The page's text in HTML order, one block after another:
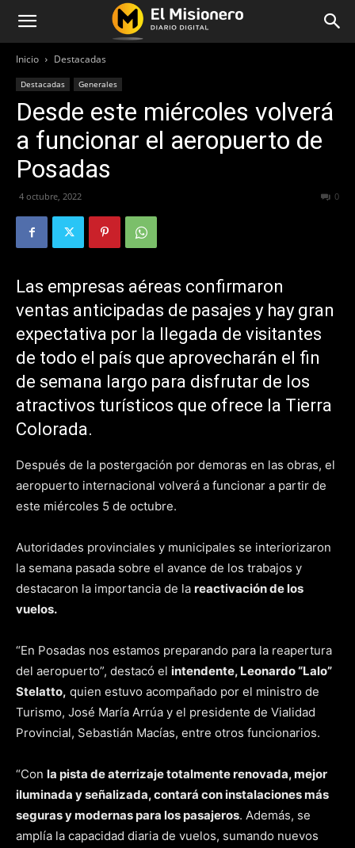
Inicio Destacadas
Destacadas Generales
Desde este miércoles volverá
a funcionar el aeropuerto de
Posadas
4 octubre, 2022 0
Las empresas aéreas confirmaron
ventas anticipadas de pasajes y hay gran
expectativa por la llegada de visitantes
de todo el país que aprovecharán el fin
de semana largo para disfrutar de los
atractivos turísticos que ofrece la Tierra
Colorada.
Después de la postergación por demoras en las obras, el
aeropuerto internacional volverá a funcionar a partir de
este miércoles 5 de octubre.
Autoridades provinciales y municipales se interiorizaron
la semana pasada sobre el avance de los trabajos y
destacaron la importancia de la reactivación de los
vuelos.
“En Posadas nos estamos preparando para la reapertura
del aeropuerto”, destacó el intendente, Leonardo “Lalo”
Stelatto, quien estuvo acompañado por el ministro de
Turismo, José María Arrúa y el presidente de Vialidad
Provincial, Sebastián Macías, entre otros funcionarios.
“Con la pista de aterrizaje totalmente renovada, mejor
iluminada y señalizada, contará con instalaciones más
seguras y modernas para los pasajeros. Además, se
amplía la capacidad diaria de vuelos, sumando nuevos